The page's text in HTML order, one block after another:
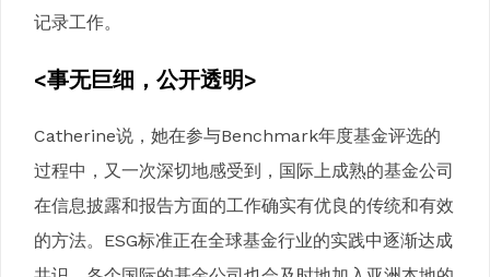
记录工作。
<事无巨细，公开透明>
Catherine说，她在参与Benchmark年度基金评选的
过程中，又一次深切地感受到，国际上成熟的基金公司
在信息披露和报告方面的工作确实有优良的传统和有效
的方法。ESG标准正在全球基金行业的实践中逐渐达成